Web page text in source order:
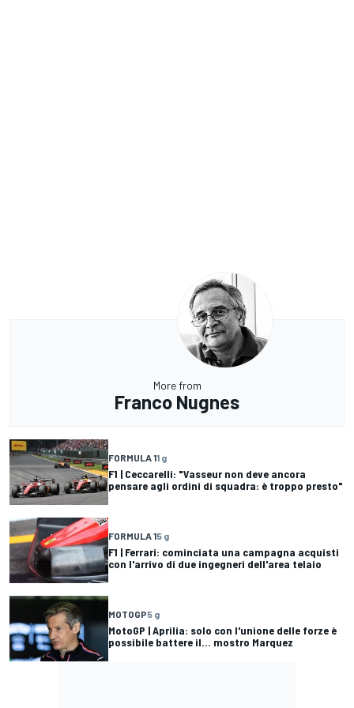
More from
Franco Nugnes
FORMULA 11 g
F1 | Ceccarelli: "Vasseur non deve ancora
pensare agli ordini di squadra: è troppo presto"
FORMULA 15 g
F1 | Ferrari: cominciata una campagna acquisti
con l'arrivo di due ingegneri dell'area telaio
MOTOGP5 g
MotoGP | Aprilia: solo con l'unione delle forze è
possibile battere il... mostro Marquez